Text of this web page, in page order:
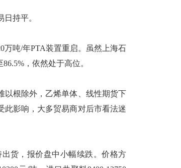
持平。
吨/年PTA装置重启。虽然上海石
，依然处于高位。
根除外，乙烯单体、线性期货下
此影响，大多贸易商对后市看法迷
货，报价盘中小幅续跌。价格方